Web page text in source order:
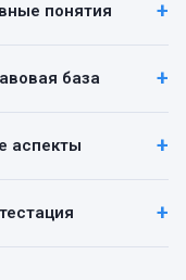
понятия
база
аспекты